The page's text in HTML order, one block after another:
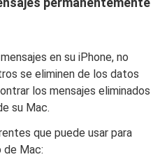
en su iPhone, no
se eliminen de los datos
los mensajes eliminados
su Mac.
que puede usar para
de Mac: